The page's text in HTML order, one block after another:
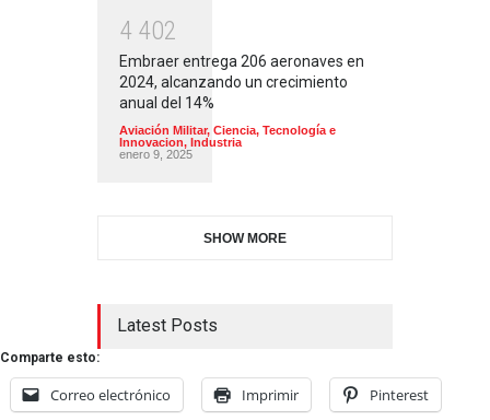
4 402
Embraer entrega 206 aeronaves en
2024, alcanzando un crecimiento
anual del 14%
Aviación Militar, Ciencia, Tecnología e
Innovacion, Industria
enero 9, 2025
SHOW MORE
Latest Posts
Comparte esto:
Correo electrónico Imprimir Pinterest